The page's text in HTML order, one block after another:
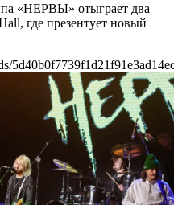
«НЕРВЫ» отыграет два
где презентует новый